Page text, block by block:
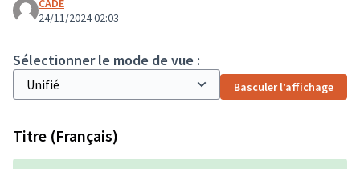
CADE
24/11/2024 02:03
Sélectionner le mode de vue :
Basculer l’affichage
Titre (Français)